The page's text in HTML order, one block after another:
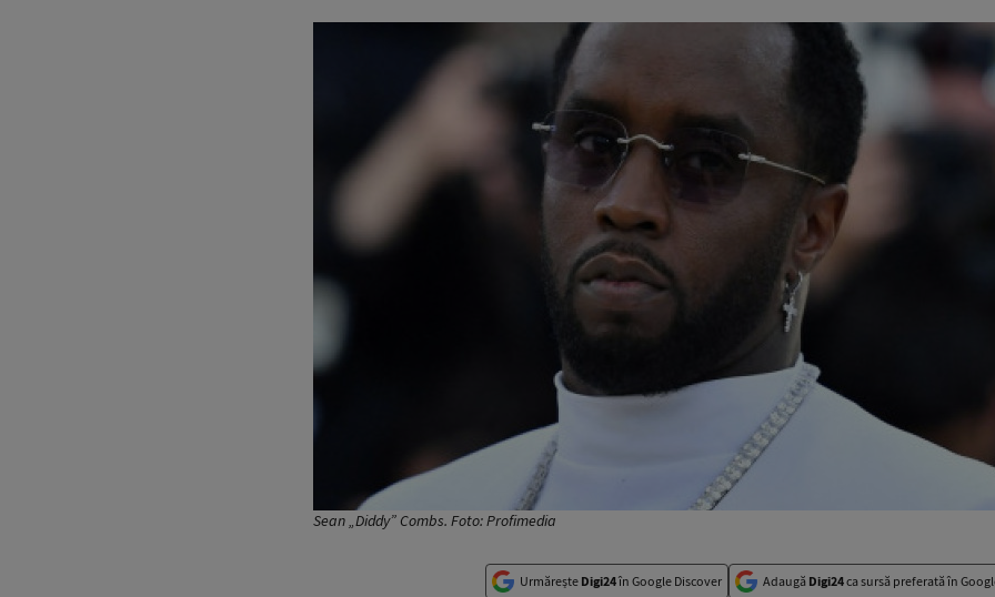
Sean „Diddy” Combs. Foto: Profimedia
Urmărește Digi24în Google Discover Adaugă Digi24ca sursă preferată în